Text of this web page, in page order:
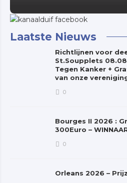
Laatste Nieuws
Richtlijnen voor
St.Soupplets
Tegen Kanker +
van onze
0
Bourges II 2026 :
300Euro –
0
Orleans 2026 –